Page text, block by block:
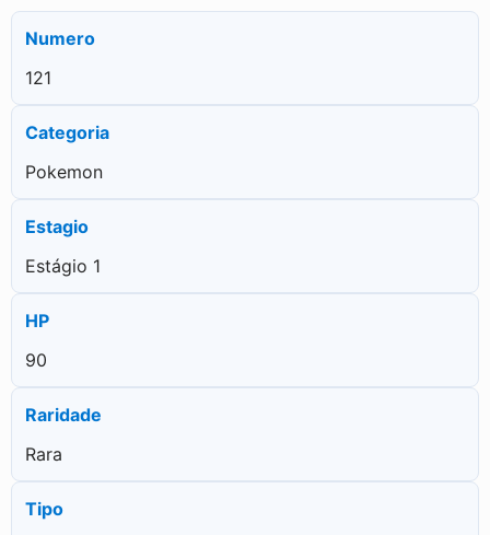
Numero
121
Categoria
Pokemon
Estagio
Estágio 1
HP
90
Raridade
Rara
Tipo